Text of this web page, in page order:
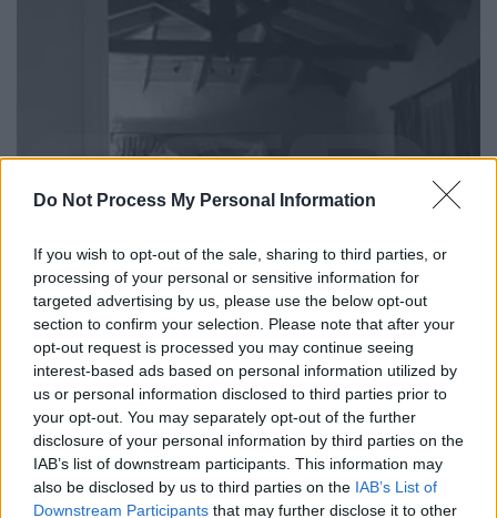
Do Not Process My Personal Information
If you wish to opt-out of the sale, sharing to third parties, or
processing of your personal or sensitive information for
targeted advertising by us, please use the below opt-out
section to confirm your selection. Please note that after your
opt-out request is processed you may continue seeing
interest-based ads based on personal information utilized by
us or personal information disclosed to third parties prior to
your opt-out. You may separately opt-out of the further
disclosure of your personal information by third parties on the
IAB’s list of downstream participants. This information may
also be disclosed by us to third parties on the IAB’s List of
Downstream Participants that may further disclose it to other
Έκαναν «φύλλο και φτερό» σπίτι επιχειρηματία στον
Διόνυσο
Οιδιαρρήκτεςεισέβαλλαν στο σπίτι του
επιχειρηματία από τοπαράθυρο, έχοντας
καλυμμένα τα χαρακτηριστικάτους γύρω
στις 11.00 το βράδυ της Δευτέρας.
ΔΙΑΒΑΣΤΕ ΕΠΙΣΗΣ